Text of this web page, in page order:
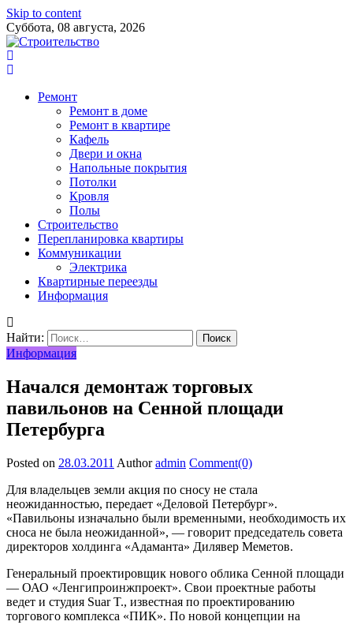
Skip to content
Суббота, 08 августа, 2026
Ремонт
Ремонт в доме
Ремонт в квартире
Кафель
Двери и окна
Напольные покрытия
Потолки
Кровля
Полы
Строительство
Перепланировка квартиры
Коммуникации
Электрика
Квартирные переезды
Информация
Найти:
Информация
Начался демонтаж торговых
павильонов на Сенной площади
Петербурга
Posted on 28.03.2011 Author admin Comment(0)
Для владельцев земли акция по сносу не стала
неожиданностью, передает «Деловой Петербург».
«Павильоны изначально были временными, необходимость их
сноса не была неожиданной», — говорит председатель совета
директоров холдинга «Адаманта» Дилявер Меметов.
Генеральный проектировщик нового облика Сенной площади
— ОАО «Ленгипроинжпроект». Свои проектные работы
ведет и студия Suar T., известная по проектированию
торгового комплекса «ПИК». По новой концепции на